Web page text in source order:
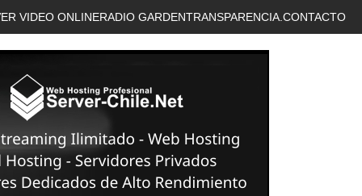
VIDEO ONLINERADIO GARDENTRANSPARENCIA. CONTACTO